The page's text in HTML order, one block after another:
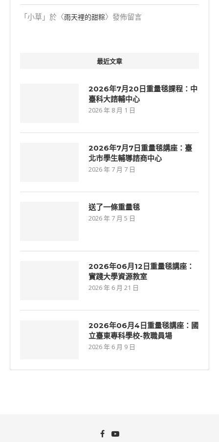
「小草 」於〈雨天裡的甜粽〉發佈留言
最近文章
2026年7月20日重量毯課程：中
臺科大諮輔中心
2026 年 8 月 1 日
2026年7⽉7⽇重量毯講座：臺
北市學生輔導諮商中心
2026 年 7 月 7 日
送了一條重量毯
2026 年 7 月 5 日
2026年06⽉12⽇重量毯講座：
實踐大學資源教室
2026 年 6 月 21 日
2026年06月4日重量毯講座：國
立臺東專科學校-教職員場
2026 年 6 月 9 日